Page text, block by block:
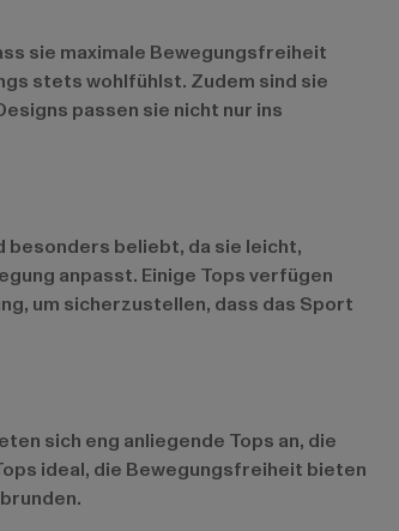
sie maximale Bewegungsfreiheit
stets wohlfühlst. Zudem sind sie
passen sie nicht nur ins
besonders beliebt, da sie leicht,
anpasst. Einige Tops verfügen
um sicherzustellen, dass das Sport
sich eng anliegende Tops an, die
ideal, die Bewegungsfreiheit bieten